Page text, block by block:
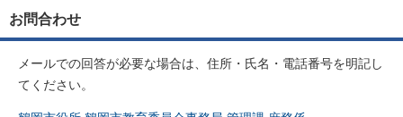
お問合わせ
メールでの回答が必要な場合は、住所・氏名・電話番号を明記し
てください。